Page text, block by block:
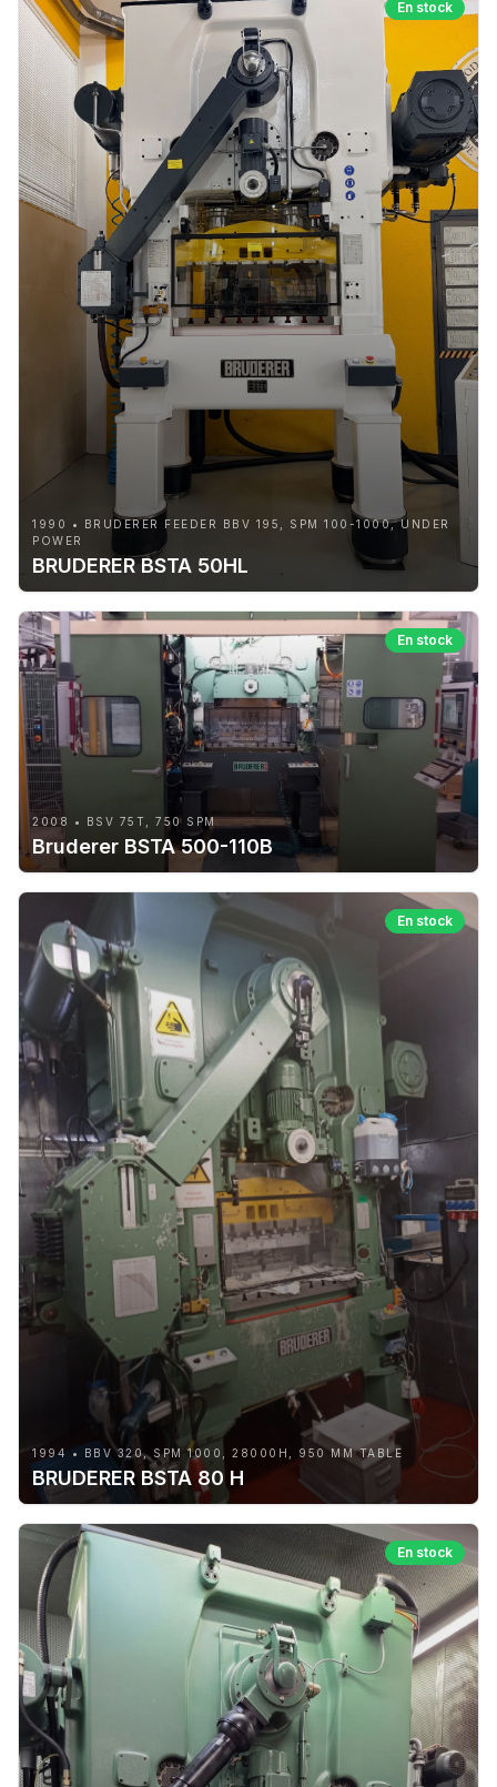
En stock
1990 • BRUDERER FEEDER BBV 195, SPM 100-1000, UNDER
POWER
BRUDERER BSTA 50HL
En stock
2008 • BSV 75T, 750 SPM
Bruderer BSTA 500-110B
En stock
1994 • BBV 320, SPM 1000, 28000H, 950 MM TABLE
BRUDERER BSTA 80 H
En stock